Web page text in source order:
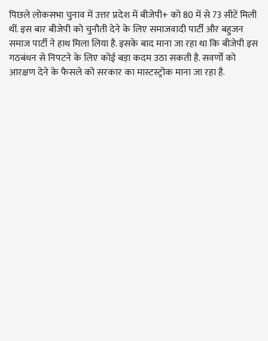
पिछले लोकसभा चुनाव में उत्तर प्रदेश में बीजेपी+ को 80 में से 73 सीटें मिली
थीं. इस बार बीजेपी को चुनौती देने के लिए समाजवादी पार्टी और बहुजन
समाज पार्टी ने हाथ मिला लिया है. इसके बाद माना जा रहा था कि बीजेपी इस
गठबंधन से निपटने के लिए कोई बड़ा कदम उठा सकती है. सवर्णों को
आरक्षण देने के फैसले को सरकार का मास्टस्ट्रोक माना जा रहा है.